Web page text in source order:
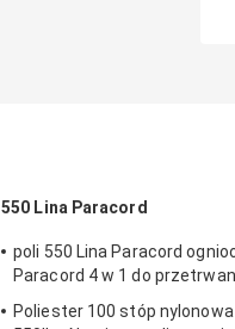
550 Lina Paracord
poli 550 Lina Paracord
Paracord 4 w 1 do
Poliester 100 stóp